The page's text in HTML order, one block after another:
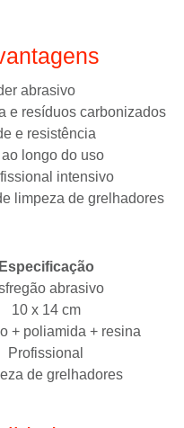
abrasivo
e resíduos carbonizados
e resistência
longo do uso
intensivo
limpeza de grelhadores
Especificação
abrasivo
10 x 14 cm
+ poliamida + resina
Profissional
de grelhadores